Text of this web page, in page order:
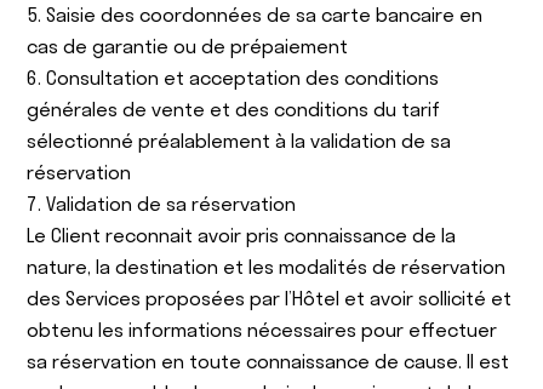
5. Saisie des coordonnées de sa carte bancaire en
cas de garantie ou de prépaiement
6. Consultation et acceptation des conditions
générales de vente et des conditions du tarif
sélectionné préalablement à la validation de sa
réservation
7. Validation de sa réservation
Le Client reconnait avoir pris connaissance de la
nature, la destination et les modalités de réservation
des Services proposées par l’Hôtel et avoir sollicité et
obtenu les informations nécessaires pour effectuer
sa réservation en toute connaissance de cause. Il est